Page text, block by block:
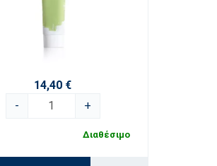
14,40 €
-
+
Διαθέσιμο